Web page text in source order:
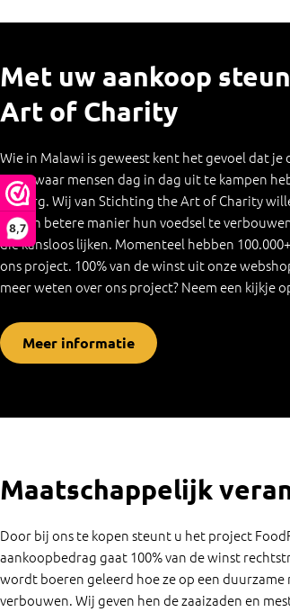
8,7
Met uw aankoop
Art of Charity
Wie in Malawi is geweest kent het gevoel dat
maar waar mensen dag in dag uit te kampen
en zorg. Wij van Stichting the Art of Charity
op een betere manier hun voedsel te
die kansloos lijken. Momenteel hebben
ons project. 100% van de winst uit onze
meer weten over ons project? Neem een kijkje
Meer informatie
Maatschappelijk
Door bij ons te kopen steunt u het project
aankoopbedrag gaat 100% van de winst
wordt boeren geleerd hoe ze op een
verbouwen. Wij geven hen de zaaizaden en